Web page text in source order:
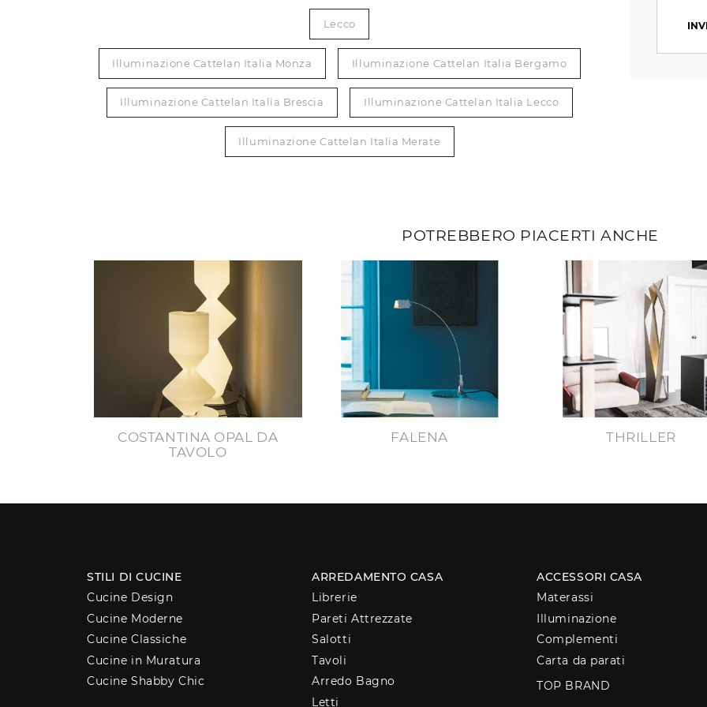
Lecco
Illuminazione Cattelan Italia Monza Illuminazione Cattelan Italia Bergamo
Illuminazione Cattelan Italia Brescia Illuminazione Cattelan Italia Lecco
Illuminazione Cattelan Italia Merate
POTREBBERO PIACERTI ANCHE
COSTANTINA OPAL DA
TAVOLO
FALENA THRILLER
STILI DI CUCINE
Cucine Design
Cucine Moderne
Cucine Classiche
Cucine in Muratura
Cucine Shabby Chic
ARREDAMENTO CASA
Librerie
Pareti Attrezzate
Salotti
Tavoli
Arredo Bagno
Letti
ACCESSORI CASA
Materassi
Illuminazione
Complementi
Carta da parati
TOP BRAND